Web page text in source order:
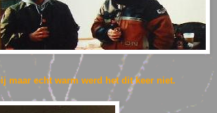
maar echt warm werd het dit keer niet.